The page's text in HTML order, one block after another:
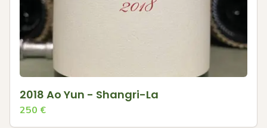
2018 Ao Yun - Shangri-La
250 €